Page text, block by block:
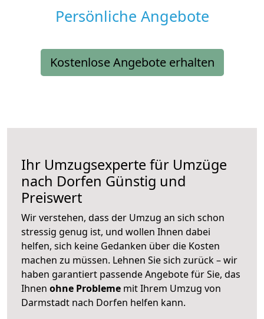
Persönliche Angebote
Kostenlose Angebote erhalten
Ihr Umzugsexperte für Umzüge
nach Dorfen Günstig und
Preiswert
Wir verstehen, dass der Umzug an sich schon
stressig genug ist, und wollen Ihnen dabei
helfen, sich keine Gedanken über die Kosten
machen zu müssen. Lehnen Sie sich zurück – wir
haben garantiert passende Angebote für Sie, das
Ihnen ohne Probleme mit Ihrem Umzug von
Darmstadt nach Dorfen helfen kann.